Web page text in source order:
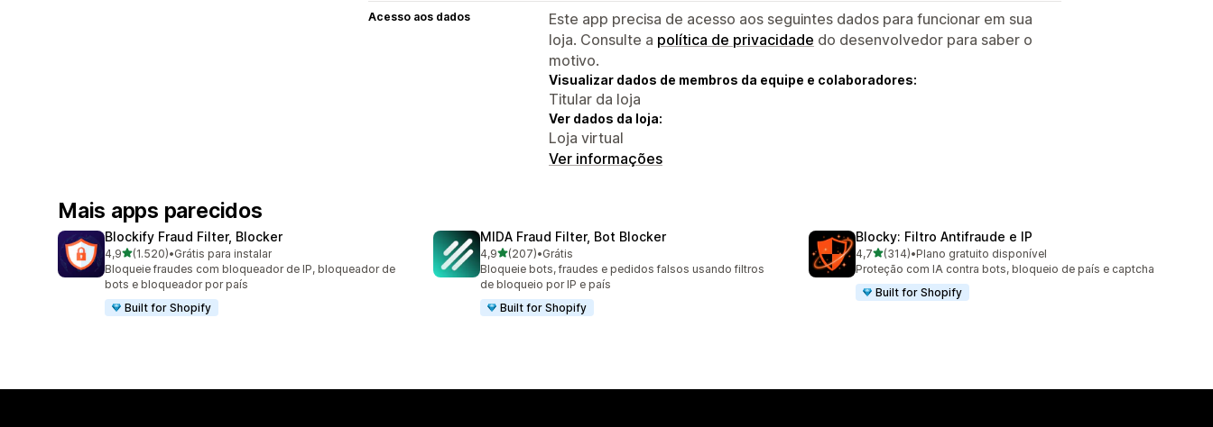
Acesso aos dados
Este app precisa de acesso aos seguintes dados para funcionar em sua
loja. Consulte a política de privacidade do desenvolvedor para saber o
motivo.
Visualizar dados de membros da equipe e colaboradores:
Titular da loja
Ver dados da loja:
Loja virtual
Ver informações
Mais apps parecidos
Blockify Fraud Filter, Blocker
4,9de 5 estrelas
(1.520)
1520 avaliações ao todo
•Grátis para instalar
Bloqueie fraudes com bloqueador de IP, bloqueador de
bots e bloqueador por país
Built for Shopify
MIDA Fraud Filter, Bot Blocker
4,9de 5 estrelas
(207)
207 avaliações ao todo
•Grátis
Bloqueie bots, fraudes e pedidos falsos usando filtros
de bloqueio por IP e país
Built for Shopify
Blocky: Filtro Antifraude e IP
4,7de 5 estrelas
(314)
314 avaliações ao todo
•Plano gratuito disponível
Proteção com IA contra bots, bloqueio de país e captcha
Built for Shopify